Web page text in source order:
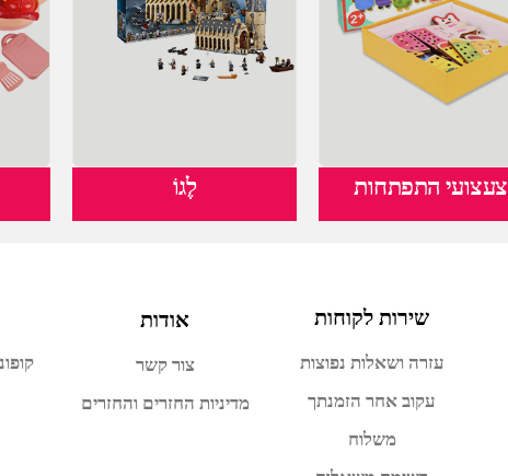
צעצועי התפתחות לֶגוֹ
שירות לקוחות
עזרה ושאלות נפוצות
עקוב אחר הזמנתך
משלוח
אודות
צור קשר
מדיניות החזרים והחזרים